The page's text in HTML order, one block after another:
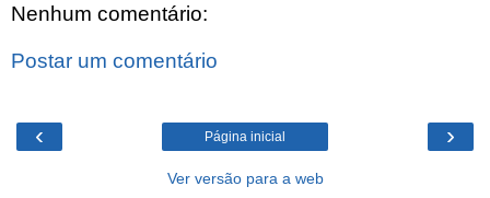
Nenhum comentário:
Postar um comentário
‹ ›
Página inicial
Ver versão para a web